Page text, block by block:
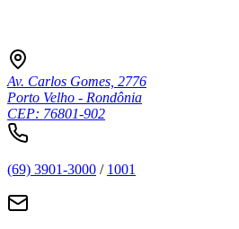
Av. Carlos Gomes, 2776
Porto Velho - Rondônia
CEP: 76801-902
(69) 3901-3000 / 1001